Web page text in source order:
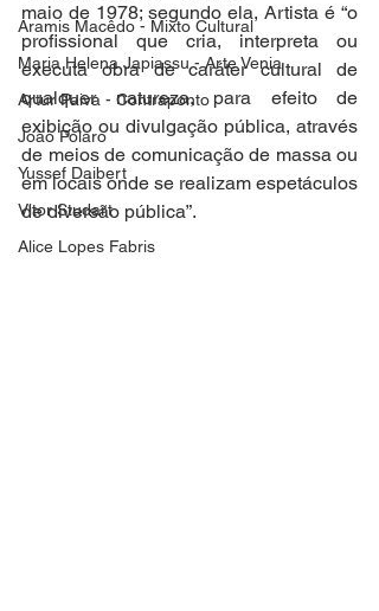
Aramis Macêdo - Mixto Cultural
Maria Helena Japiassu - Arte Venia
Artur Paiva - Contraponto
João Polaro
Yussef Daibert
Vitor Studart
Alice Lopes Fabris
maio de 1978; segundo ela, Artista é “o
profissional que cria, interpreta ou
executa obra de caráter cultural de
qualquer natureza, para efeito de
exibição ou divulgação pública, através
de meios de comunicação de massa ou
em locais onde se realizam espetáculos
de diversão pública”.